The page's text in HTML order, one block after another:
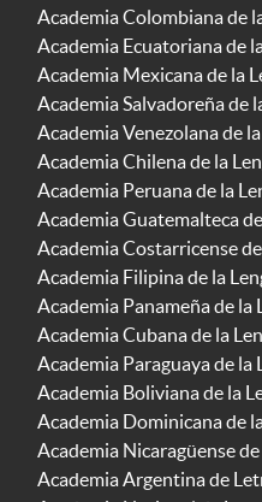
Academia Colombiana de
Academia Ecuatoriana de
Academia Mexicana de la
Academia Salvadoreña de
Academia Venezolana de
Academia Chilena de la
Academia Peruana de la
Academia Guatemalteca
Academia Costarricense
Academia Filipina de la
Academia Panameña de la
Academia Cubana de la
Academia Paraguaya de la
Academia Boliviana de la
Academia Dominicana de
Academia Nicaragüense
Academia Argentina de